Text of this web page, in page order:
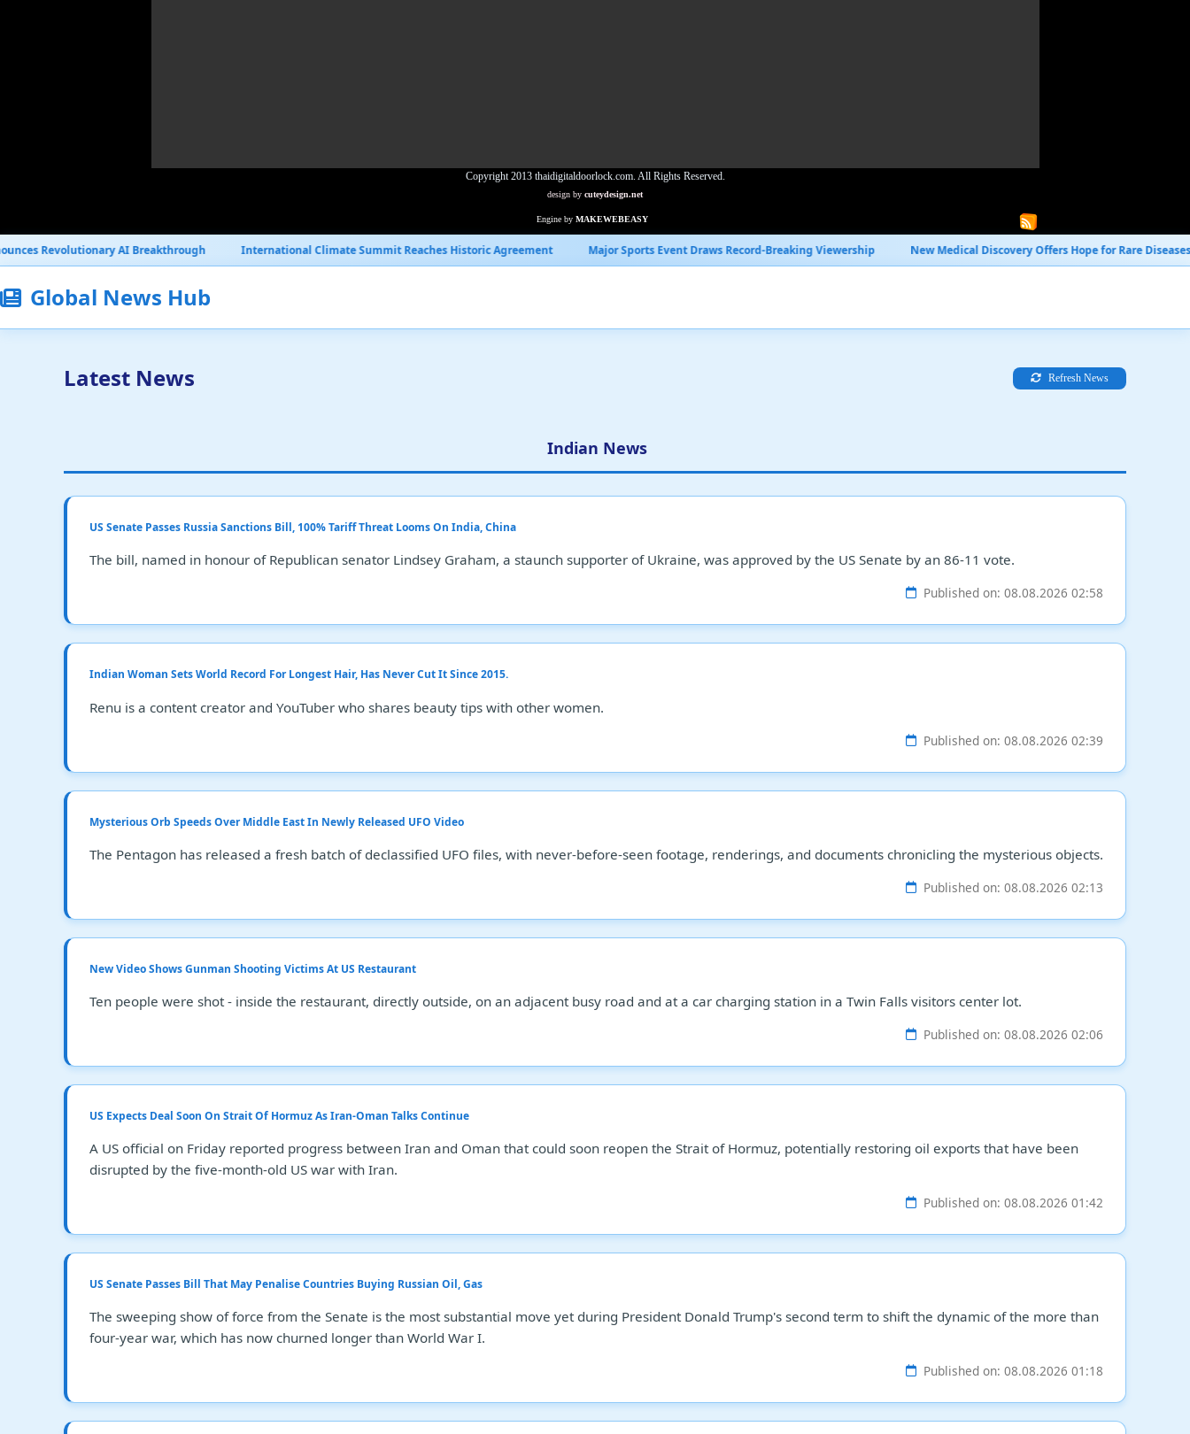
Copyright 2013 thaidigitaldoorlock.com. All Rights Reserved.
design by cuteydesign.net
Engine by MAKEWEBEASY
AI Breakthrough International Climate Summit Reaches Historic Agreement Major Sports Event Draws Record-Breaking Viewership New Medical Discovery Offers Hope for Rare Diseases Global Trade
Global News Hub
Latest News Refresh News
Indian News
US Senate Passes Russia Sanctions Bill, 100% Tariff Threat Looms On India, China
The bill, named in honour of Republican senator Lindsey Graham, a staunch supporter of Ukraine, was approved by the US Senate by an 86-11 vote.
Published on: 08.08.2026 02:58
Indian Woman Sets World Record For Longest Hair, Has Never Cut It Since 2015.
Renu is a content creator and YouTuber who shares beauty tips with other women.
Published on: 08.08.2026 02:39
Mysterious Orb Speeds Over Middle East In Newly Released UFO Video
The Pentagon has released a fresh batch of declassified UFO files, with never-before-seen footage, renderings, and documents chronicling the mysterious objects.
Published on: 08.08.2026 02:13
New Video Shows Gunman Shooting Victims At US Restaurant
Ten people were shot - inside the restaurant, directly outside, on an adjacent busy road and at a car charging station in a Twin Falls visitors center lot.
Published on: 08.08.2026 02:06
US Expects Deal Soon On Strait Of Hormuz As Iran-Oman Talks Continue
A US official on Friday reported progress between Iran and Oman that could soon reopen the Strait of Hormuz, potentially restoring oil exports that have been
disrupted by the five-month-old US war with Iran.
Published on: 08.08.2026 01:42
US Senate Passes Bill That May Penalise Countries Buying Russian Oil, Gas
The sweeping show of force from the Senate is the most substantial move yet during President Donald Trump's second term to shift the dynamic of the more than
four-year war, which has now churned longer than World War I.
Published on: 08.08.2026 01:18